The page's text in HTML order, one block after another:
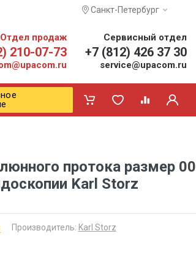
Санкт-Петербург
Отдел продаж
210-07-73
Сервисный отдел
+7 (812) 426 37 30
service@upacom.ru
протока размер
Karl Storz
Производитель: Karl Storz